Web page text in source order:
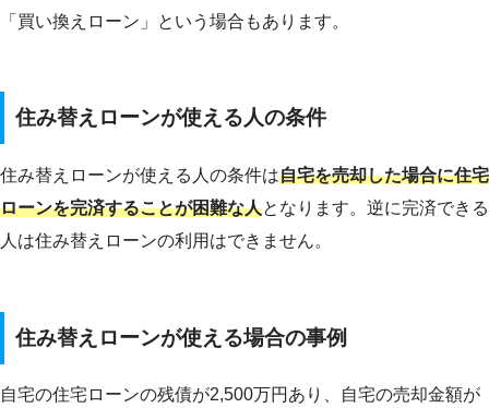
「買い換えローン」という場合もあります。
住み替えローンが使える人の条件
住み替えローンが使える人の条件は自宅を売却した場合に住宅
ローンを完済することが困難な人となります。逆に完済できる
人は住み替えローンの利用はできません。
住み替えローンが使える場合の事例
自宅の住宅ローンの残債が2,500万円あり、自宅の売却金額が